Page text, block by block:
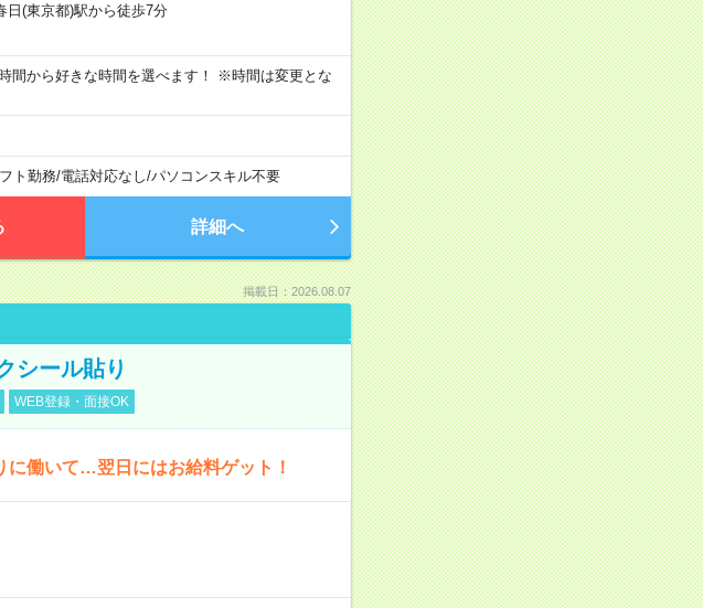
日(東京都)駅から徒歩7分
間から好きな時間を選べます！ ※時間は変更とな
ト勤務/電話対応なし/パソコンスキル不要
詳細へ
掲載日：2026.08.07
シール貼り
WEB登録・面接OK
に働いて…翌日にはお給料ゲット！